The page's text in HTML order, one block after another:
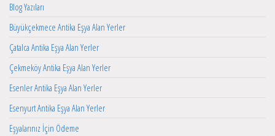
Blog Yazıları
Büyükçekmece Antika Eşya Alan Yerler
Çatalca Antika Eşya Alan Yerler
Çekmeköy Antika Eşya Alan Yerler
Esenler Antika Eşya Alan Yerler
Esenyurt Antika Eşya Alan Yerler
Eşyalarınız İçin Ödeme